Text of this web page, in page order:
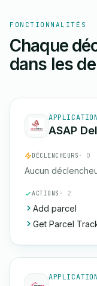
FONCTIONNALITÉS
Chaque
dans les
APPLICATION
ASAP
DÉCLENCHEURS · 0
Aucun
ACTIONS · 2
Add parcel
Get Parcel
APPLICATION